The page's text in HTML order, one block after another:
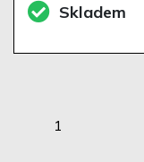
Skladem
1